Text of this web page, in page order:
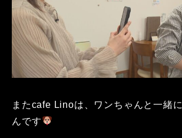
またcafe Linoは、ワンちゃんと一緒
んです